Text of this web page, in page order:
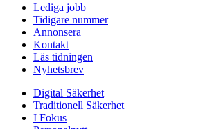
Lediga jobb
Tidigare nummer
Annonsera
Kontakt
Läs tidningen
Nyhetsbrev
Digital Säkerhet
Traditionell Säkerhet
I Fokus